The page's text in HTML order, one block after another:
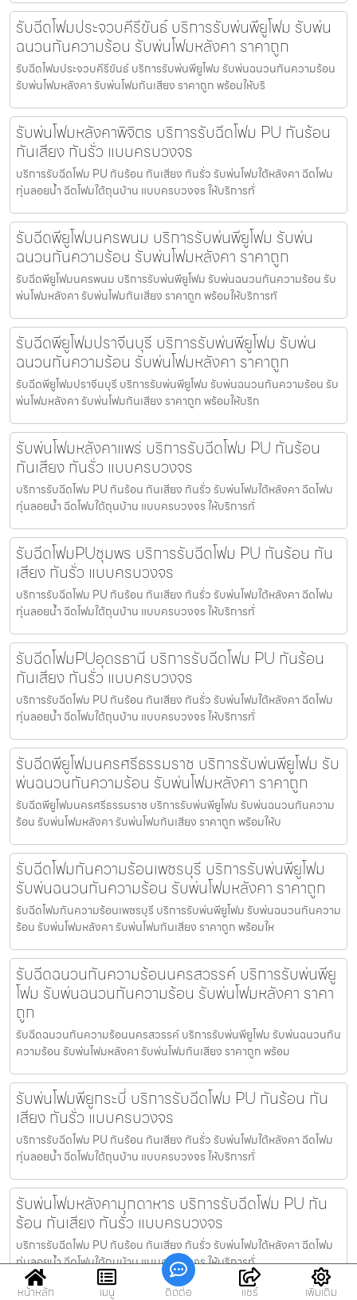
รับฉีดโฟมประจวบคีรีขันธ์ บริการรับพ่นพียูโฟม รับพ่น
ฉนวนกันความร้อน รับพ่นโฟมหลังคา ราคาถูก
รับฉีดโฟมประจวบคีรีขันธ์ บริการรับพ่นพียูโฟม รับพ่นฉนวนกันความร้อน
รับพ่นโฟมหลังคา รับพ่นโฟมกันเสียง ราคาถูก พร้อมให้บริ
รับพ่นโฟมหลังคาพิจิตร บริการรับฉีดโฟม PU กันร้อน
กันเสียง กันรั่ว แบบครบวงจร
บริการรับฉีดโฟม PU กันร้อน กันเสียง กันรั่ว รับพ่นโฟมใต้หลังคา ฉีดโฟม
ทุ่นลอยน้ำ ฉีดโฟมใต้ถุนบ้าน แบบครบวงจร ให้บริการทั่
รับฉีดพียูโฟมนครพนม บริการรับพ่นพียูโฟม รับพ่น
ฉนวนกันความร้อน รับพ่นโฟมหลังคา ราคาถูก
รับฉีดพียูโฟมนครพนม บริการรับพ่นพียูโฟม รับพ่นฉนวนกันความร้อน รับ
พ่นโฟมหลังคา รับพ่นโฟมกันเสียง ราคาถูก พร้อมให้บริการทั
รับฉีดพียูโฟมปราจีนบุรี บริการรับพ่นพียูโฟม รับพ่น
ฉนวนกันความร้อน รับพ่นโฟมหลังคา ราคาถูก
รับฉีดพียูโฟมปราจีนบุรี บริการรับพ่นพียูโฟม รับพ่นฉนวนกันความร้อน รับ
พ่นโฟมหลังคา รับพ่นโฟมกันเสียง ราคาถูก พร้อมให้บริก
รับพ่นโฟมหลังคาแพร่ บริการรับฉีดโฟม PU กันร้อน
กันเสียง กันรั่ว แบบครบวงจร
บริการรับฉีดโฟม PU กันร้อน กันเสียง กันรั่ว รับพ่นโฟมใต้หลังคา ฉีดโฟม
ทุ่นลอยน้ำ ฉีดโฟมใต้ถุนบ้าน แบบครบวงจร ให้บริการทั่
รับฉีดโฟมPUชุมพร บริการรับฉีดโฟม PU กันร้อน กัน
เสียง กันรั่ว แบบครบวงจร
บริการรับฉีดโฟม PU กันร้อน กันเสียง กันรั่ว รับพ่นโฟมใต้หลังคา ฉีดโฟม
ทุ่นลอยน้ำ ฉีดโฟมใต้ถุนบ้าน แบบครบวงจร ให้บริการทั่
รับฉีดโฟมPUอุดรธานี บริการรับฉีดโฟม PU กันร้อน
กันเสียง กันรั่ว แบบครบวงจร
บริการรับฉีดโฟม PU กันร้อน กันเสียง กันรั่ว รับพ่นโฟมใต้หลังคา ฉีดโฟม
ทุ่นลอยน้ำ ฉีดโฟมใต้ถุนบ้าน แบบครบวงจร ให้บริการทั่
รับฉีดพียูโฟมนครศรีธรรมราช บริการรับพ่นพียูโฟม รับ
พ่นฉนวนกันความร้อน รับพ่นโฟมหลังคา ราคาถูก
รับฉีดพียูโฟมนครศรีธรรมราช บริการรับพ่นพียูโฟม รับพ่นฉนวนกันความ
ร้อน รับพ่นโฟมหลังคา รับพ่นโฟมกันเสียง ราคาถูก พร้อมให้บ
รับฉีดโฟมกันความร้อนเพชรบุรี บริการรับพ่นพียูโฟม
รับพ่นฉนวนกันความร้อน รับพ่นโฟมหลังคา ราคาถูก
รับฉีดโฟมกันความร้อนเพชรบุรี บริการรับพ่นพียูโฟม รับพ่นฉนวนกันความ
ร้อน รับพ่นโฟมหลังคา รับพ่นโฟมกันเสียง ราคาถูก พร้อมให
รับฉีดฉนวนกันความร้อนนครสวรรค์ บริการรับพ่นพียู
โฟม รับพ่นฉนวนกันความร้อน รับพ่นโฟมหลังคา ราคา
ถูก
รับฉีดฉนวนกันความร้อนนครสวรรค์ บริการรับพ่นพียูโฟม รับพ่นฉนวนกัน
ความร้อน รับพ่นโฟมหลังคา รับพ่นโฟมกันเสียง ราคาถูก พร้อม
รับพ่นโฟมพียูกระบี่ บริการรับฉีดโฟม PU กันร้อน กัน
เสียง กันรั่ว แบบครบวงจร
บริการรับฉีดโฟม PU กันร้อน กันเสียง กันรั่ว รับพ่นโฟมใต้หลังคา ฉีดโฟม
ทุ่นลอยน้ำ ฉีดโฟมใต้ถุนบ้าน แบบครบวงจร ให้บริการทั่
รับพ่นโฟมหลังคามุกดาหาร บริการรับฉีดโฟม PU กัน
ร้อน กันเสียง กันรั่ว แบบครบวงจร
บริการรับฉีดโฟม PU กันร้อน กันเสียง กันรั่ว รับพ่นโฟมใต้หลังคา ฉีดโฟม
ทุ่นลอยน้ำ ฉีดโฟมใต้ถุนบ้าน แบบครบวงจร ให้บริการทั่
หน้าหลัก เมนู ติดต่อ แชร์ เพิ่มเติม